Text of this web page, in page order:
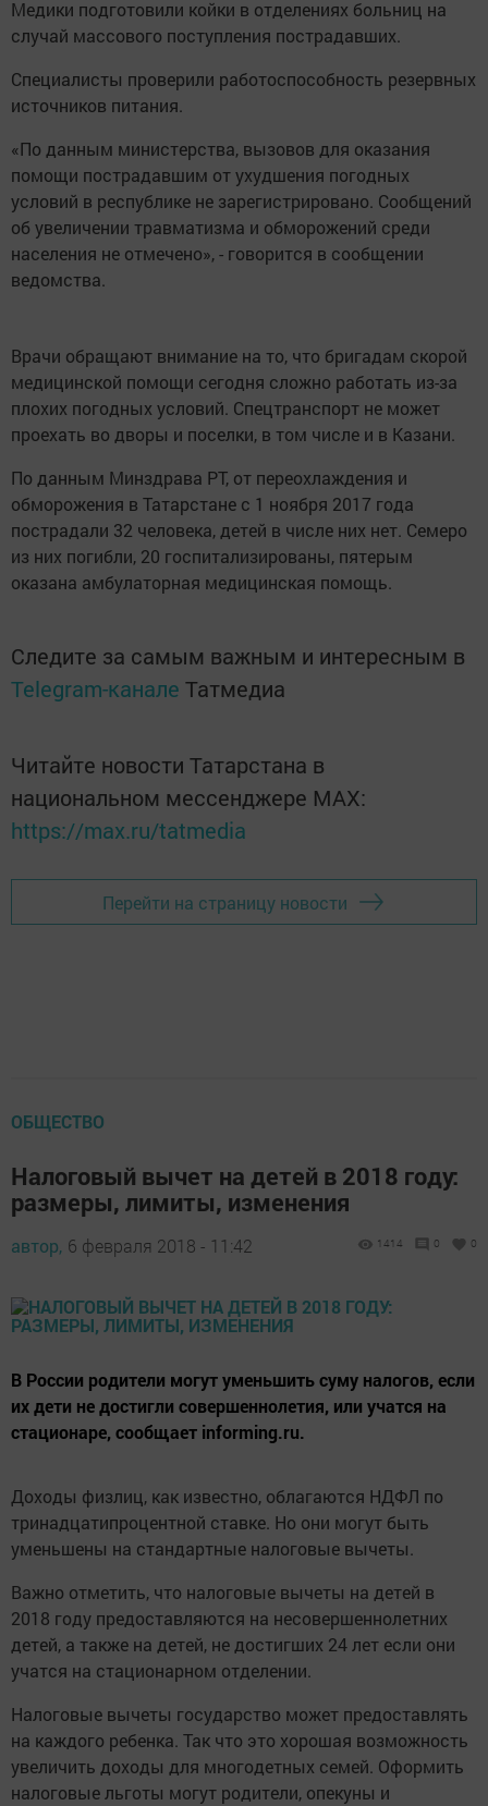
Медики подготовили койки в отделениях больниц на
случай массового поступления пострадавших.
Специалисты проверили работоспособность резервных
источников питания.
«По данным министерства, вызовов для оказания
помощи пострадавшим от ухудшения погодных
условий в республике не зарегистрировано. Сообщений
об увеличении травматизма и обморожений среди
населения не отмечено», - говорится в сообщении
ведомства.
Врачи обращают внимание на то, что бригадам скорой
медицинской помощи сегодня сложно работать из-за
плохих погодных условий. Спецтранспорт не может
проехать во дворы и поселки, в том числе и в Казани.
По данным Минздрава РТ, от переохлаждения и
обморожения в Татарстане с 1 ноября 2017 года
пострадали 32 человека, детей в числе них нет. Семеро
из них погибли, 20 госпитализированы, пятерым
оказана амбулаторная медицинская помощь.
Следите за самым важным и интересным в
Telegram-канале Татмедиа
Читайте новости Татарстана в
национальном мессенджере MАХ:
https://max.ru/tatmedia
Перейти на страницу новости
ОБЩЕСТВО
Налоговый вычет на детей в 2018 году:
размеры, лимиты, изменения
автор, 6 февраля 2018 - 11:42 1414 0 0
В России родители могут уменьшить суму налогов, если
их дети не достигли совершеннолетия, или учатся на
стационаре, сообщает informing.ru.
Доходы физлиц, как известно, облагаются НДФЛ по
тринадцатипроцентной ставке. Но они могут быть
уменьшены на стандартные налоговые вычеты.
Важно отметить, что налоговые вычеты на детей в
2018 году предоставляются на несовершеннолетних
детей, а также на детей, не достигших 24 лет если они
учатся на стационарном отделении.
Налоговые вычеты государство может предоставлять
на каждого ребенка. Так что это хорошая возможность
увеличить доходы для многодетных семей. Оформить
налоговые льготы могут родители, опекуны и